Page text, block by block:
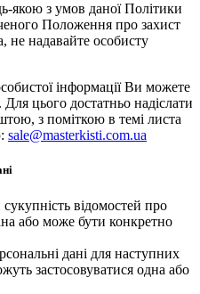
якою з умов даної Політики
Положення про захист
не надавайте особисту
інформації Ви можете
цього достатньо надіслати
з поміткою в темі листа
sale@masterkisti.com.ua
відомостей про
або може бути конкретно
дані для наступних
застосовуватися одна або